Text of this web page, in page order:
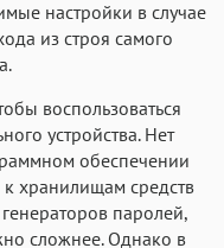
настройки в случае
из строя самого
воспользоваться
устройства. Нет
обеспечении
хранилищам средств
паролей,
сложнее. Однако в